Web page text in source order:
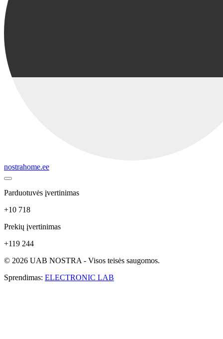
nostrahome.ee
Parduotuvės įvertinimas
+10 718
Prekių įvertinimas
+119 244
© 2026 UAB NOSTRA - Visos teisės saugomos.
Sprendimas: ELECTRONIC LAB